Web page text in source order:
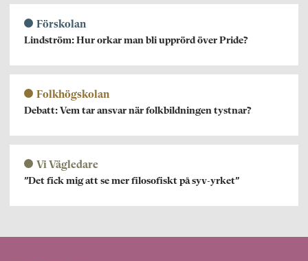
Förskolan
Lindström: Hur orkar man bli upprörd över Pride?
Folkhögskolan
Debatt: Vem tar ansvar när folkbildningen tystnar?
Vi Vägledare
”Det fick mig att se mer filosofiskt på syv-yrket”